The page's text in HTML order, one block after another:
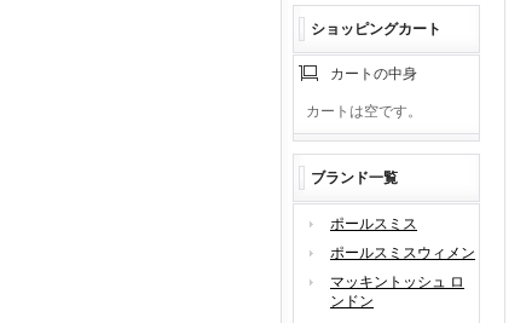
ショッピングカート
カートの中身
カートは空です。
ブランド一覧
ポールスミス
ポールスミスウィメン
マッキントッシュ ロ
ンドン